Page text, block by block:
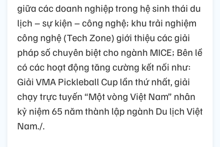
giữa các doanh nghiệp trong hệ sinh thái du
lịch – sự kiện – công nghệ; khu trải nghiệm
công nghệ (Tech Zone) giới thiệu các giải
pháp số chuyên biệt cho ngành MICE; Bên lề
có các hoạt động tăng cường kết nối như:
Giải VMA Pickleball Cup lần thứ nhất, giải
chạy trực tuyến “Một vòng Việt Nam” nhân
kỷ niệm 65 năm thành lập ngành Du lịch Việt
Nam./.